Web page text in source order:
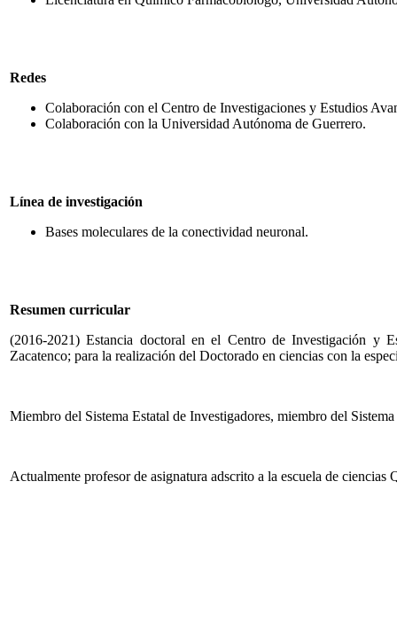
Redes
Colaboración con el Centro de Investigaciones y Estudios
Colaboración con la Universidad Autónoma de Guerrero.
Línea de investigación
Bases moleculares de la conectividad neuronal.
Resumen curricular
(2016-2021) Estancia doctoral en el Centro de Investigación y
Zacatenco; para la realización del Doctorado en ciencias con la
Miembro del Sistema Estatal de Investigadores, miembro del
Actualmente profesor de asignatura adscrito a la escuela de